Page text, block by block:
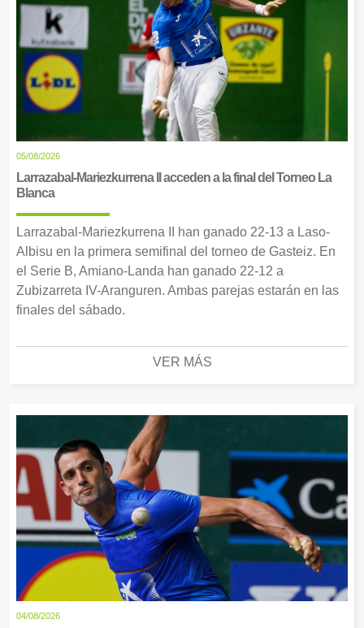
05/08/2026
Larrazabal-Mariezkurrena II acceden a la final del Torneo La
Blanca
Larrazabal-Mariezkurrena II han ganado 22-13 a Laso-
Albisu en la primera semifinal del torneo de Gasteiz. En
el Serie B, Amiano-Landa han ganado 22-12 a
Zubizarreta IV-Aranguren. Ambas parejas estarán en las
finales del sábado.
VER MÁS
04/08/2026